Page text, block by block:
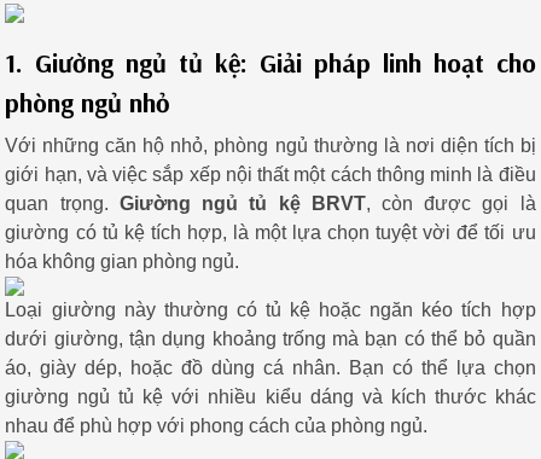
1. Giường ngủ tủ kệ: Giải pháp linh hoạt cho
phòng ngủ nhỏ
Với những căn hộ nhỏ, phòng ngủ thường là nơi diện tích bị
giới hạn, và việc sắp xếp nội thất một cách thông minh là điều
quan trọng. Giường ngủ tủ kệ BRVT, còn được gọi là
giường có tủ kệ tích hợp, là một lựa chọn tuyệt vời để tối ưu
hóa không gian phòng ngủ.
Loại giường này thường có tủ kệ hoặc ngăn kéo tích hợp
dưới giường, tận dụng khoảng trống mà bạn có thể bỏ quần
áo, giày dép, hoặc đồ dùng cá nhân. Bạn có thể lựa chọn
giường ngủ tủ kệ với nhiều kiểu dáng và kích thước khác
nhau để phù hợp với phong cách của phòng ngủ.